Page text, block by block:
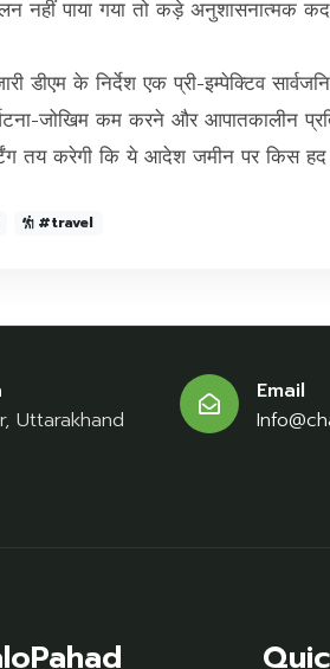
नहीं पाया गया तो कड़े अनुशासनात्मक
डीएम के निर्देश एक प्री-इम्पेक्टिव
जोखिम कम करने और आपातकालीन
तय करेगी कि ये आदेश जमीन पर किस
#travel
Uttarakhand
Email